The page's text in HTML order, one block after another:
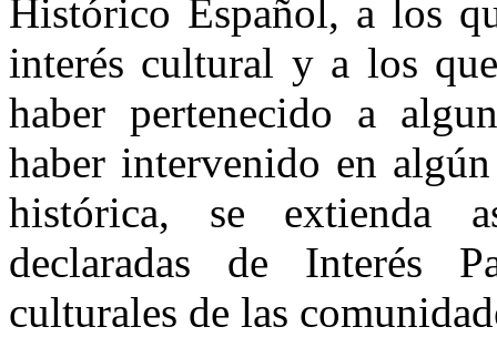
Histórico Español, a los
interés cultural y a los
haber pertenecido a
haber intervenido en
histórica, se extienda
declaradas de Interés
culturales de las